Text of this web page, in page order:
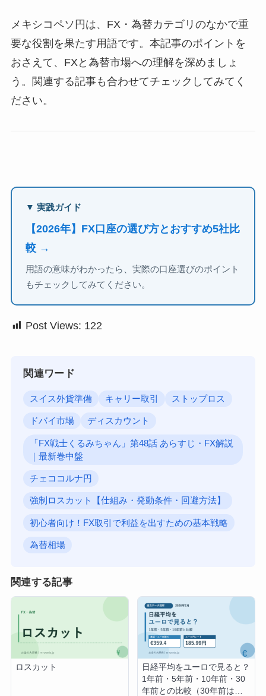
メキシコペソ円は、FX・為替カテゴリのなかで重
要な役割を果たす用語です。本記事のポイントを
おさえて、FXと為替市場への理解を深めましょ
う。関連する記事も合わせてチェックしてみてく
ださい。
▼ 実践ガイド
【2026年】FX口座の選び方とおすすめ5社比
較 →
用語の意味がわかったら、実際の口座選びのポイント
もチェックしてみてください。
Post Views: 122
関連ワード
スイス外貨準備 キャリー取引 ストップロス
ドバイ市場 ディスカウント
「FX戦士くるみちゃん」第48話 あらすじ・FX解説
｜最新巻中盤
チェココルナ円
強制ロスカット【仕組み・発動条件・回避方法】
初心者向け！FX取引で利益を出すための基本戦略
為替相場
関連する記事
ロスカット
日経平均をユーロで見ると？
1年前・5年前・10年前・30
年前との比較（30年前はユ